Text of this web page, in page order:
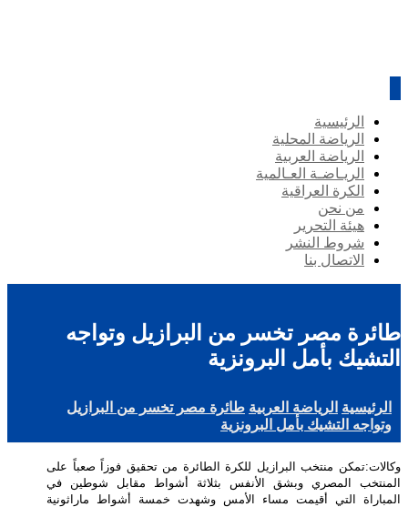
الرئيسية
الرياضة المحلية
الرياضة العربية
الريـاضـة العـالمية
الكرة العراقية
من نحن
هيئة التحرير
شروط النشر
الاتصال بنا
طائرة مصر تخسر من البرازيل وتواجه
التشيك بأمل البرونزية
الرئيسية الرياضة العربية طائرة مصر تخسر من البرازيل
وتواجه التشيك بأمل البرونزية
وكالات:تمكن منتخب البرازيل للكرة الطائرة من تحقيق فوزاً صعباً على
المنتخب المصري وبشق الأنفس بثلاثة أشواط مقابل شوطين في
المباراة التي أقيمت مساء الأمس وشهدت خمسة أشواط ماراثونية